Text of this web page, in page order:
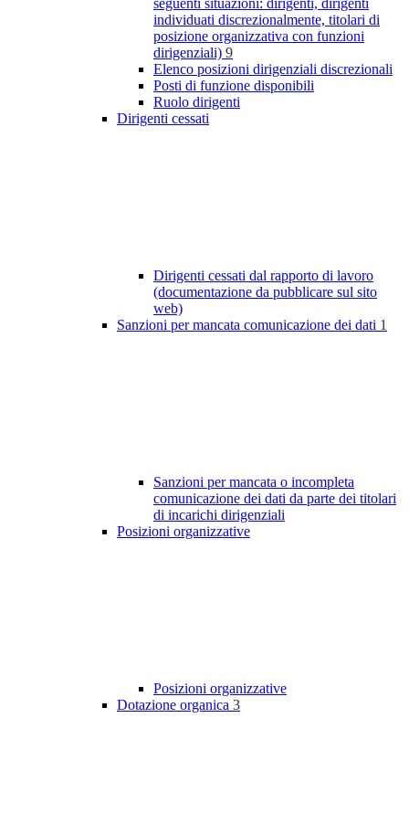
seguenti situazioni: dirigenti, dirigenti
individuati discrezionalmente, titolari di
posizione organizzativa con funzioni
dirigenziali) 9
Elenco posizioni dirigenziali discrezionali
Posti di funzione disponibili
Ruolo dirigenti
Dirigenti cessati
Dirigenti cessati dal rapporto di lavoro
(documentazione da pubblicare sul sito
web)
Sanzioni per mancata comunicazione dei dati 1
Sanzioni per mancata o incompleta
comunicazione dei dati da parte dei titolari
di incarichi dirigenziali
Posizioni organizzative
Posizioni organizzative
Dotazione organica 3